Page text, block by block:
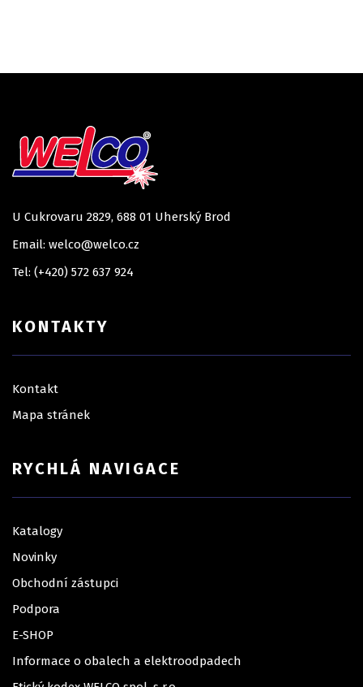
U Cukrovaru 2829, 688 01 Uherský Brod
Email: welco@welco.cz
Tel: (+420) 572 637 924
KONTAKTY
Kontakt
Mapa stránek
RYCHLÁ NAVIGACE
Katalogy
Novinky
Obchodní zástupci
Podpora
E-SHOP
Informace o obalech a elektroodpadech